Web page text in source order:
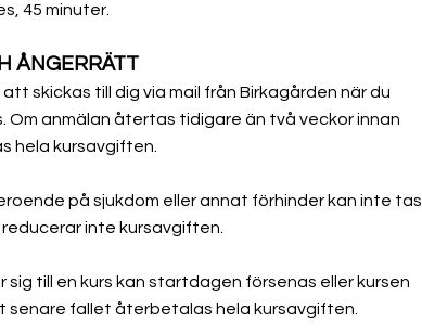
45 minuter.
ÅNGERRÄTT
skickas till dig via mail från Birkagården när du
Om anmälan återtas tidigare än två veckor innan
hela kursavgiften.
på sjukdom eller annat förhinder kan inte tas
inte kursavgiften.
sig till en kurs kan startdagen försenas eller kursen
senare fallet återbetalas hela kursavgiften.